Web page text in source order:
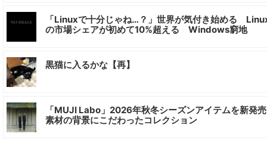
「Linuxで十分じゃね…？」世界が気付き始める
の市場シェアが初めて10%超える Windows窮地
黒猫に入るかな【再】
「MUJI Labo」2026年秋冬シーズンアイテムを新発
素材の背景にこだわったコレクション